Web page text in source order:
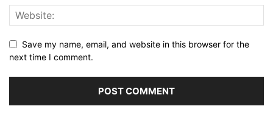
Save my name, email, and website in this browser for the
next time I comment.